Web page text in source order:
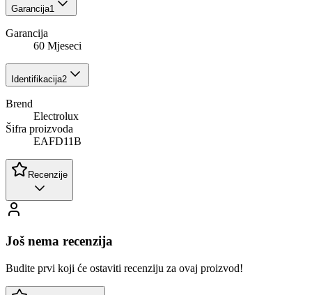
Garancija1
Garancija
60 Mjeseci
Identifikacija2
Brend
Electrolux
Šifra proizvoda
EAFD11B
Recenzije
Još nema recenzija
Budite prvi koji će ostaviti recenziju za ovaj proizvod!